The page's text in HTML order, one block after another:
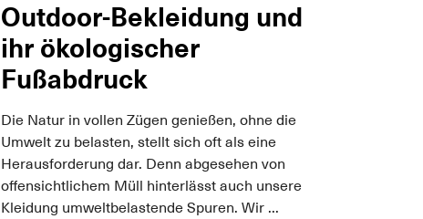
Outdoor-Bekleidung und
ihr ökologischer
Fußabdruck
Die Natur in vollen Zügen genießen, ohne die
Umwelt zu belasten, stellt sich oft als eine
Herausforderung dar. Denn abgesehen von
offensichtlichem Müll hinterlässt auch unsere
Kleidung umweltbelastende Spuren. Wir ...